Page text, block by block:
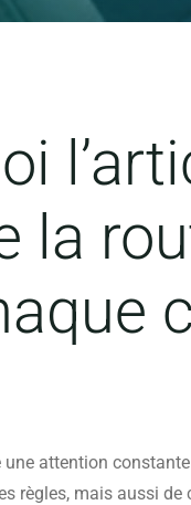
la
une attention
règles, mais aussi